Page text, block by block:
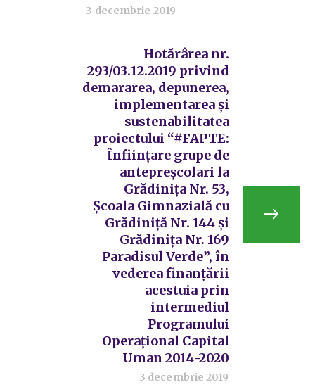
3 decembrie 2019
Hotărârea nr.
293/03.12.2019 privind
demararea, depunerea,
implementarea și
sustenabilitatea
proiectului “#FAPTE:
Înființare grupe de
antepreșcolari la
Grădinița Nr. 53,
Școala Gimnazială cu
Grădiniță Nr. 144 și
Grădinița Nr. 169
Paradisul Verde”, în
vederea finanțării
acestuia prin
intermediul
Programului
Operațional Capital
Uman 2014-2020
3 decembrie 2019